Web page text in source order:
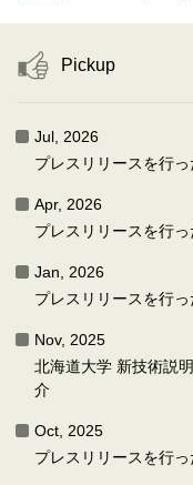
Pickup
Jul, 2026
プレスリリースを行
Apr, 2026
プレスリリースを行
Jan, 2026
プレスリリースを行
Nov, 2025
北海道大学 新技術説
介
Oct, 2025
プレスリリースを行